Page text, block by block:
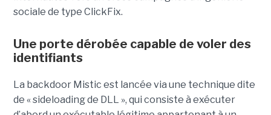
sociale de type ClickFix.
Une porte dérobée capable de voler des
identifiants
La backdoor Mistic est lancée via une technique dite
de « sideloading de DLL », qui consiste à exécuter